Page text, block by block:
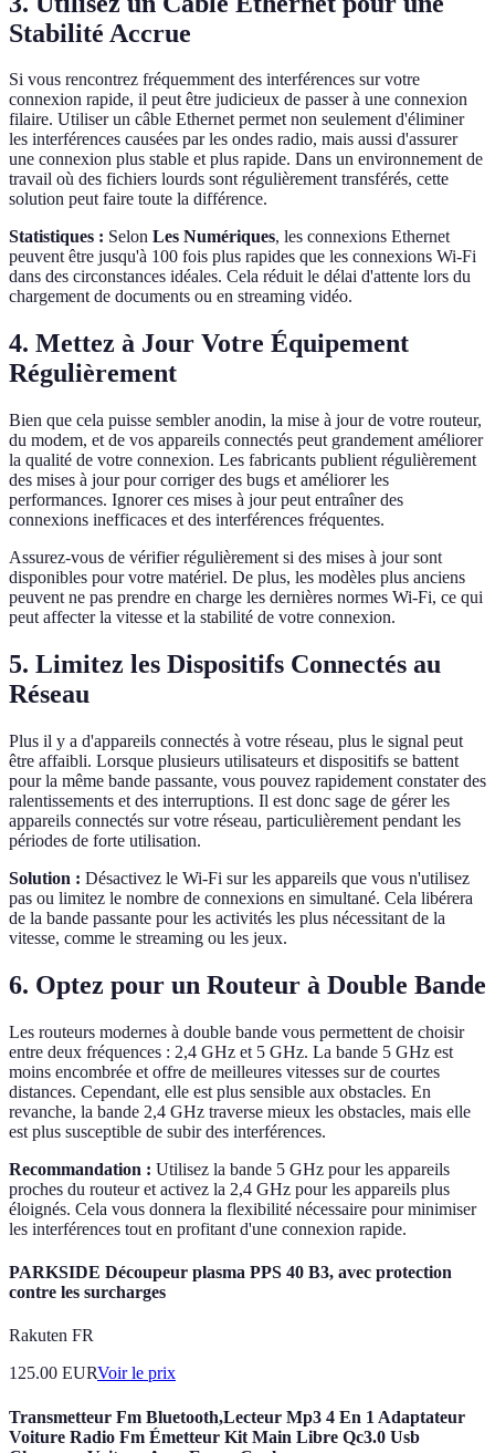
Stabilité Accrue
Si vous rencontrez fréquemment des interférences sur votre
connexion rapide, il peut être judicieux de passer à une connexion
filaire. Utiliser un câble Ethernet permet non seulement d'éliminer
les interférences causées par les ondes radio, mais aussi d'assurer
une connexion plus stable et plus rapide. Dans un environnement de
travail où des fichiers lourds sont régulièrement transférés, cette
solution peut faire toute la différence.
Statistiques : Selon Les Numériques, les connexions Ethernet
peuvent être jusqu'à 100 fois plus rapides que les connexions Wi-Fi
dans des circonstances idéales. Cela réduit le délai d'attente lors du
chargement de documents ou en streaming vidéo.
4. Mettez à Jour Votre Équipement
Régulièrement
Bien que cela puisse sembler anodin, la mise à jour de votre routeur,
du modem, et de vos appareils connectés peut grandement améliorer
la qualité de votre connexion. Les fabricants publient régulièrement
des mises à jour pour corriger des bugs et améliorer les
performances. Ignorer ces mises à jour peut entraîner des
connexions inefficaces et des interférences fréquentes.
Assurez-vous de vérifier régulièrement si des mises à jour sont
disponibles pour votre matériel. De plus, les modèles plus anciens
peuvent ne pas prendre en charge les dernières normes Wi-Fi, ce qui
peut affecter la vitesse et la stabilité de votre connexion.
5. Limitez les Dispositifs Connectés au
Réseau
Plus il y a d'appareils connectés à votre réseau, plus le signal peut
être affaibli. Lorsque plusieurs utilisateurs et dispositifs se battent
pour la même bande passante, vous pouvez rapidement constater des
ralentissements et des interruptions. Il est donc sage de gérer les
appareils connectés sur votre réseau, particulièrement pendant les
périodes de forte utilisation.
Solution : Désactivez le Wi-Fi sur les appareils que vous n'utilisez
pas ou limitez le nombre de connexions en simultané. Cela libérera
de la bande passante pour les activités les plus nécessitant de la
vitesse, comme le streaming ou les jeux.
6. Optez pour un Routeur à Double Bande
Les routeurs modernes à double bande vous permettent de choisir
entre deux fréquences : 2,4 GHz et 5 GHz. La bande 5 GHz est
moins encombrée et offre de meilleures vitesses sur de courtes
distances. Cependant, elle est plus sensible aux obstacles. En
revanche, la bande 2,4 GHz traverse mieux les obstacles, mais elle
est plus susceptible de subir des interférences.
Recommandation : Utilisez la bande 5 GHz pour les appareils
proches du routeur et activez la 2,4 GHz pour les appareils plus
éloignés. Cela vous donnera la flexibilité nécessaire pour minimiser
les interférences tout en profitant d'une connexion rapide.
PARKSIDE Découpeur plasma PPS 40 B3, avec protection
contre les surcharges
Rakuten FR
125.00 EURVoir le prix
Transmetteur Fm Bluetooth,Lecteur Mp3 4 En 1 Adaptateur
Voiture Radio Fm Émetteur Kit Main Libre Qc3.0 Usb